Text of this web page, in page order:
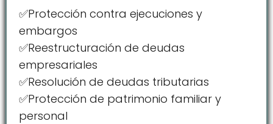
✅Protección contra ejecuciones y
embargos
✅Reestructuración de deudas
empresariales
✅Resolución de deudas tributarias
✅Protección de patrimonio familiar y
personal